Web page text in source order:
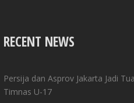
RECENT NEWS
Persija dan Asprov Jakarta Jadi
Timnas U-17